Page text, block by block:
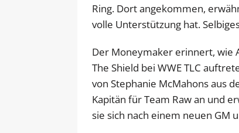
Ring. Dort angekommen,
volle Unterstützung hat.
Der Moneymaker erinnert, wie
The Shield bei WWE TLC
von Stephanie McMahons aus
Kapitän für Team Raw an und
sie sich nach einem neuen GM